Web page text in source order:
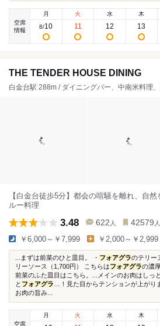
空席
情報
月
8/10
火
11
水
12
木
13
THE TENDER HOUSE DINING
白金台駅 288m / ダイニングバー、中南米料理
【白金台徒歩5分】都会の喧騒を離れ、自
ルー料理
3.48 622 人 42579 人
￥6,000～￥7,999 ￥2,000～￥2,999
...まずは前菜のひと皿目。 ・ フォアグラのテリー
リーソース（1,700円） こちらはフォアグラの濃
前菜のふた皿目はこちら。...メインのお肉はしっ
と フォアグラ …！見た目からテンションが上がり
お肉の旨み...
空席
月
火 水 木